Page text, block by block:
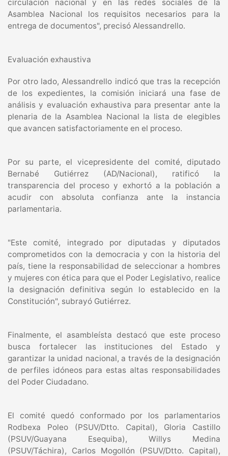
circulación nacional y en las redes sociales de la
Asamblea Nacional los requisitos necesarios para la
entrega de documentos", precisó Alessandrello.
Evaluación exhaustiva
Por otro lado, Alessandrello indicó que tras la recepción
de los expedientes, la comisión iniciará una fase de
análisis y evaluación exhaustiva para presentar ante la
plenaria de la Asamblea Nacional la lista de elegibles
que avancen satisfactoriamente en el proceso.
Por su parte, el vicepresidente del comité, diputado
Bernabé Gutiérrez (AD/Nacional), ratificó la
transparencia del proceso y exhortó a la población a
acudir con absoluta confianza ante la instancia
parlamentaria.
"Este comité, integrado por diputadas y diputados
comprometidos con la democracia y con la historia del
país, tiene la responsabilidad de seleccionar a hombres
y mujeres con ética para que el Poder Legislativo, realice
la designación definitiva según lo establecido en la
Constitución", subrayó Gutiérrez.
Finalmente, el asambleísta destacó que este proceso
busca fortalecer las instituciones del Estado y
garantizar la unidad nacional, a través de la designación
de perfiles idóneos para estas altas responsabilidades
del Poder Ciudadano.
El comité quedó conformado por los parlamentarios
Rodbexa Poleo (PSUV/Dtto. Capital), Gloria Castillo
(PSUV/Guayana Esequiba), Willys Medina
(PSUV/Táchira), Carlos Mogollón (PSUV/Dtto. Capital),